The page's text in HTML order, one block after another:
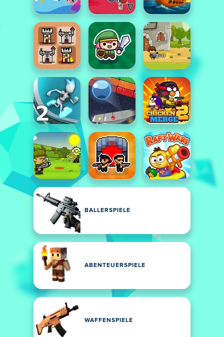
BALLERSPIELE
ABENTEUERSPIELE
WAFFENSPIELE